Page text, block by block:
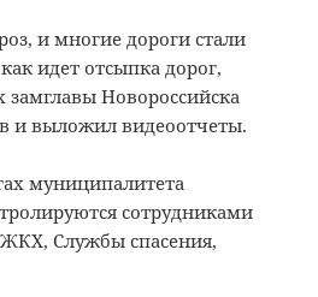
и многие дороги стали
идет отсыпка дорог,
замглавы Новороссийска
и выложил видеоотчеты.
муниципалитета
сотрудниками
Службы спасения,